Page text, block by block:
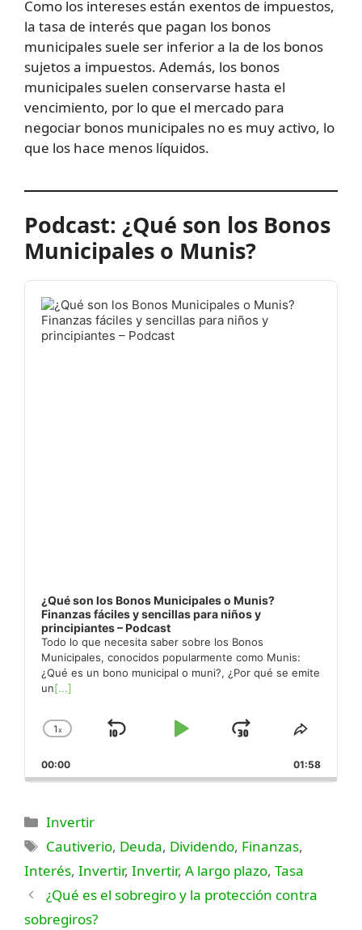
Como los intereses están exentos de impuestos,
la tasa de interés que pagan los bonos
municipales suele ser inferior a la de los bonos
sujetos a impuestos. Además, los bonos
municipales suelen conservarse hasta el
vencimiento, por lo que el mercado para
negociar bonos municipales no es muy activo, lo
que los hace menos líquidos.
Podcast: ¿Qué son los Bonos
Municipales o Munis?
Audio
Player
¿Qué son los Bonos Municipales o Munis?
Finanzas fáciles y sencillas para niños y
principiantes – Podcast
Todo lo que necesita saber sobre los Bonos
Municipales, conocidos popularmente como Munis:
¿Qué es un bono municipal o muni?, ¿Por qué se emite
un[...]
Cambiar
velocidad
de
1x
Saltar
atrás
Reproducir
Saltar
hacia
adelante
00:00 01:58
Categorías
Invertir
Etiquetas
Cautiverio, Deuda, Dividendo, Finanzas,
Interés, Invertir, Invertir, A largo plazo, Tasa
¿Qué es el sobregiro y la protección contra
sobregiros?